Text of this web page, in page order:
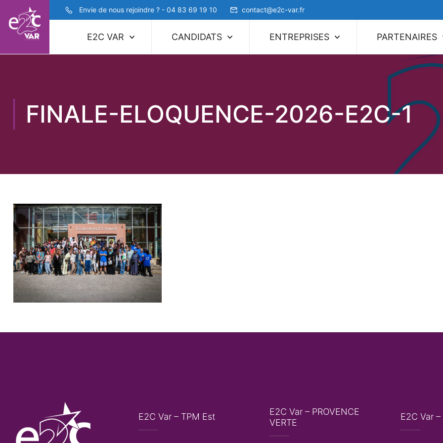
Envie de nous rejoindre ? - 04 83 69 19 10 contact@e2c-var.fr
E2C VAR CANDIDATS ENTREPRISES PARTENAIRES
FINALE-ELOQUENCE-2026-E2C-1
E2C Var – TPM Est
E2C Var – PROVENCE
VERTE
E2C Var –